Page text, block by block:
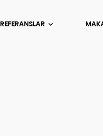
REFERANSLAR